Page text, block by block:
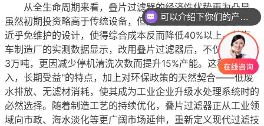
从全生命周期来看，叠片过滤器的经济性优势更为凸显。
虽然初期投资略高于传统设备，但其5-8年的超长使用寿命和
近乎免维护的设计，使得综合成本反而降低40%以上。某汽
车制造厂的实测数据显示，改用叠片过滤器后，不仅年节水达
3万吨，更因减少停机清洗次数而提升15%产能。这种"一次投
入，长期受益"的特点，加上对环保政策的天然契合——低废
水排放、无滤材消耗，使其成为工业企业升级水处理系统时的
必然选择。随着制造工艺的持续优化，叠片过滤器正从工业领
域向市政、海水淡化等更广阔市场延伸，重新定义现代过滤技
可以介绍下你们的产品么